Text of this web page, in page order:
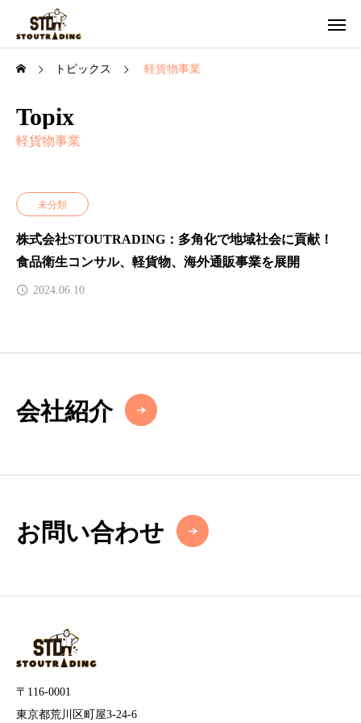
トピックス 軽貨物事業
Topix
軽貨物事業
未分類
株式会社STOUTRADING：多角化で地域社会に貢献！
食品衛生コンサル、軽貨物、海外通販事業を展開
2024.06.10
会社紹介
お問い合わせ
〒116-0001
東京都荒川区町屋3-24-6